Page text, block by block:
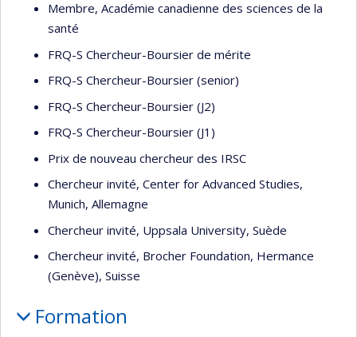
Membre, Académie canadienne des sciences de la
santé
FRQ-S Chercheur-Boursier de mérite
FRQ-S Chercheur-Boursier (senior)
FRQ-S Chercheur-Boursier (J2)
FRQ-S Chercheur-Boursier (J1)
Prix de nouveau chercheur des IRSC
Chercheur invité, Center for Advanced Studies,
Munich, Allemagne
Chercheur invité, Uppsala University, Suède
Chercheur invité, Brocher Foundation, Hermance
(Genève), Suisse
Formation